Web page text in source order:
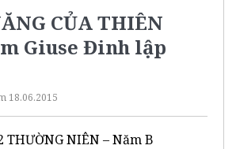
CỦA THIÊN
Giuse Đinh lập
18.06.2015
THƯỜNG NIÊN – Năm B